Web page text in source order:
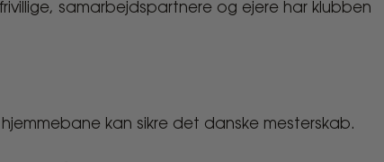
samarbejdspartnere og ejere har klubben
kan sikre det danske mesterskab.